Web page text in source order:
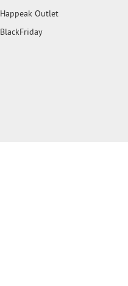
Happeak Outlet
BlackFriday